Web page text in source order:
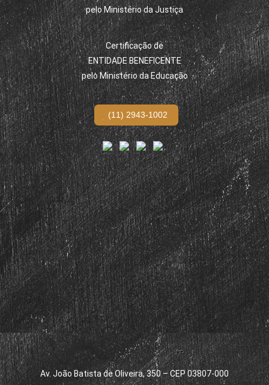
pelo Ministério da Justiça
Certificação de
ENTIDADE BENEFICENTE
pelo Ministério da Educação
(11) 2943-1002
Av. João Batista de Oliveira, 350 – CEP 03807-000